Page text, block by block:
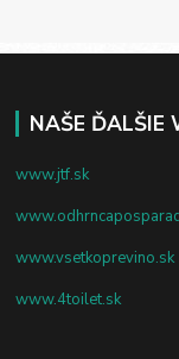
NAŠE ĎALŠIE
www.jtf.sk
www.vsetkoprevino.sk
www.4toilet.sk